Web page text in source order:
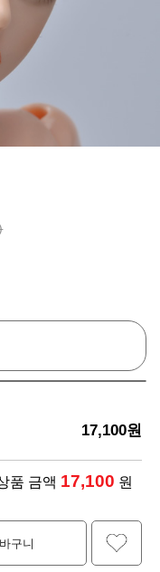
17,100원
품 금액 17,100 원
구니